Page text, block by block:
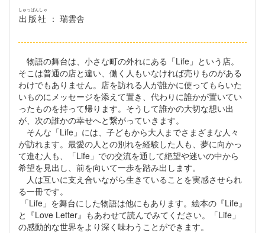
出版社
しゅっぱんしゃ
： 瑞雲舎
物語の舞台は、小さな町の外れにある「Life」という店。
そこは普通の店と違い、働く人もいなければ売りものがある
わけでもありません。店を訪れる人が誰かに使ってもらいた
いものにメッセージを添えて置き、代わりに誰かが置いてい
ったものを持って帰ります。そうして誰かの大切な想い出
が、次の誰かの幸せへと繋がっていきます。
そんな「Life」には、子どもから大人までさまざまな人々
が訪れます。最愛の人との別れを経験した人も、夢に向かっ
て進む人も、「Life」での交流を通して絶望や迷いの中から
希望を見出し、前を向いて一歩を踏み出します。
人は互いに支え合いながら生きていることを実感させられ
る一冊です。
「Life」を舞台にした物語は他にもあります。絵本の『Life』
と『Love Letter』もあわせて読んでみてください。「Life」
の感動的な世界をより深く味わうことができます。